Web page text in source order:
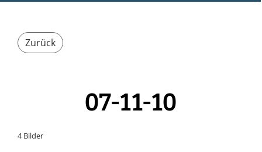
Zurück
07-11-10
4 Bilder